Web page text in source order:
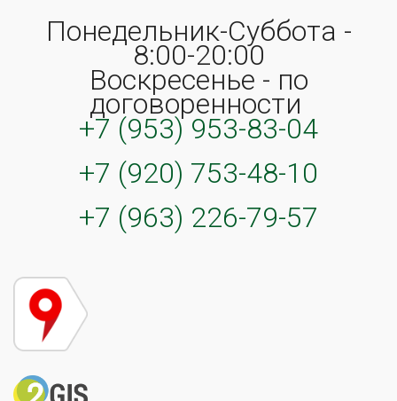
Понедельник-Суббота -
8:00-20:00
Воскресенье - по
договоренности
+7 (953) 953-83-04
+7 (920) 753-48-10
+7 (963) 226-79-57